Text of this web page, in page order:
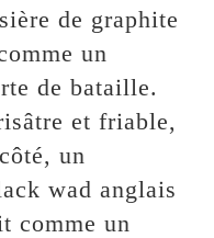
de graphite
un
de bataille.
et friable,
un
wad anglais
un